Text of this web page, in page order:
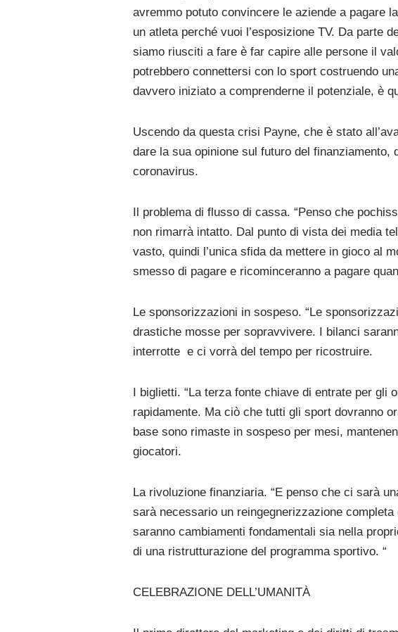
avremmo potuto convincere le aziende a pagare
un atleta perché vuoi l’esposizione TV. Da parte
siamo riusciti a fare è far capire alle persone il
potrebbero connettersi con lo sport costruendo
davvero iniziato a comprenderne il potenziale, è
Uscendo da questa crisi Payne, che è stato
dare la sua opinione sul futuro del
coronavirus.
Il problema di flusso di cassa. “Penso che
non rimarrà intatto. Dal punto di vista dei media
vasto, quindi l’unica sfida da mettere in gioco al
smesso di pagare e ricominceranno a pagare
Le sponsorizzazioni in sospeso. “Le
drastiche mosse per sopravvivere. I bilanci
interrotte e ci vorrà del tempo per ricostruire.
I biglietti. “La terza fonte chiave di entrate per gli
rapidamente. Ma ciò che tutti gli sport dovranno
base sono rimaste in sospeso per mesi,
giocatori.
La rivoluzione finanziaria. “E penso che ci sarà
sarà necessario un reingegnerizzazione
saranno cambiamenti fondamentali sia nella
di una ristrutturazione del programma sportivo. “
CELEBRAZIONE DELL’UMANITÀ